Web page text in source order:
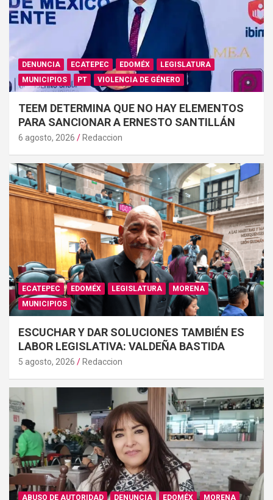
DENUNCIA ECATEPEC EDOMÉX
LEGISLATURA
MUNICIPIOS
PT VIOLENCIA DE GÉNERO
TEEM DETERMINA QUE NO HAY ELEMENTOS
PARA SANCIONAR A ERNESTO SANTILLÁN
6 agosto, 2026 Redaccion
ECATEPEC EDOMÉX LEGISLATURA
MORENA
MUNICIPIOS
ESCUCHAR Y DAR SOLUCIONES TAMBIÉN ES
LABOR LEGISLATIVA: VALDEÑA BASTIDA
5 agosto, 2026 Redaccion
ABUSO DE AUTORIDAD DENUNCIA EDOMÉX MORENA